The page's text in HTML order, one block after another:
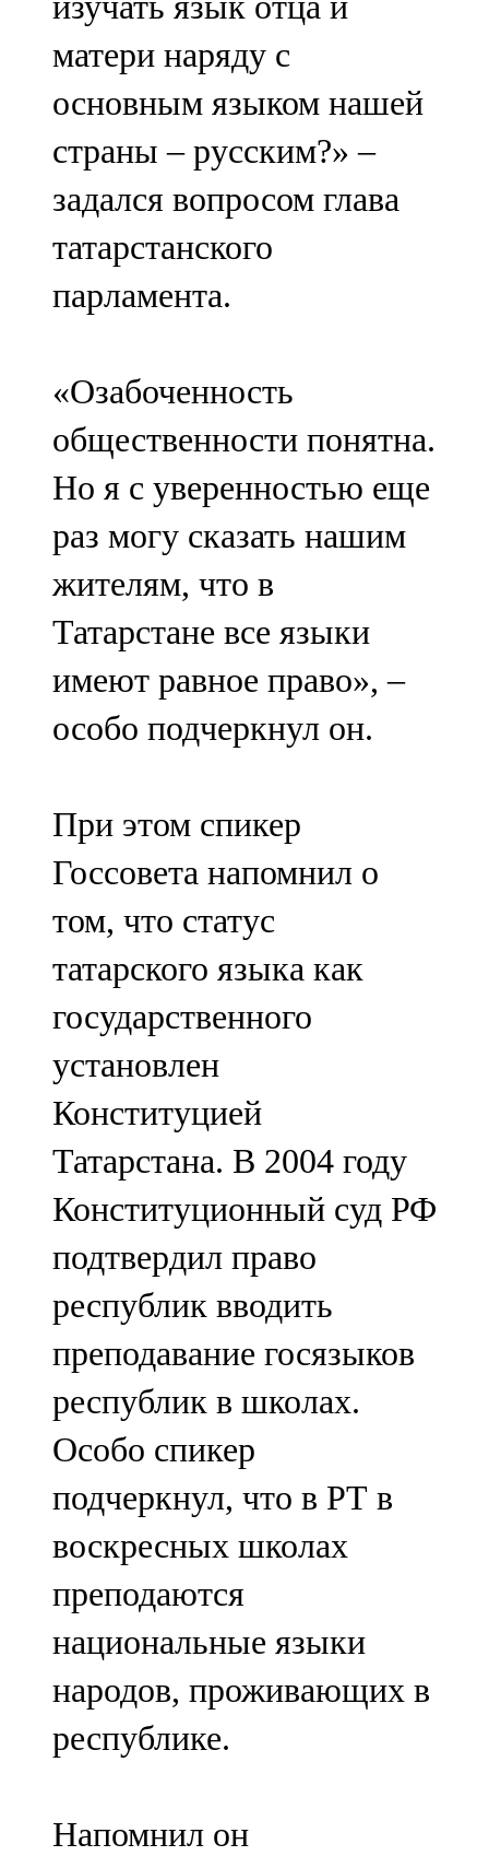
матери наряду с
основным языком нашей
страны – русским?» –
задался вопросом глава
татарстанского
парламента.
«Озабоченность
общественности понятна.
Но я с уверенностью еще
раз могу сказать нашим
жителям, что в
Татарстане все языки
имеют равное право», –
особо подчеркнул он.
При этом спикер
Госсовета напомнил о
том, что статус
татарского языка как
государственного
установлен
Конституцией
Татарстана. В 2004 году
Конституционный суд РФ
подтвердил право
республик вводить
преподавание госязыков
республик в школах.
Особо спикер
подчеркнул, что в РТ в
воскресных школах
преподаются
национальные языки
народов, проживающих в
республике.
Напомнил он